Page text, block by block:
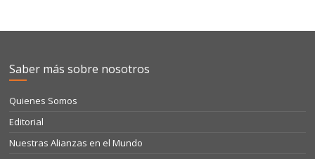
Saber más sobre nosotros
Quienes Somos
Editorial
Nuestras Alianzas en el Mundo